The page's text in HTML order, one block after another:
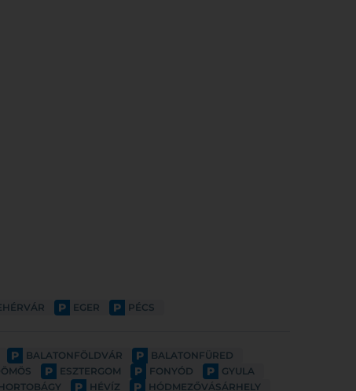
P EGER P PÉCS
P BALATONFÖLDVÁR P BALATONFÜRED
P ESZTERGOM P FONYÓD P GYULA
P HÉVÍZ P HÓDMEZŐVÁSÁRHELY